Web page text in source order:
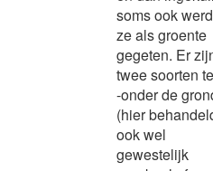
soms ook
ze als groente
gegeten. Er
twee soorten
-onder de
(hier
ook wel
gewestelijk